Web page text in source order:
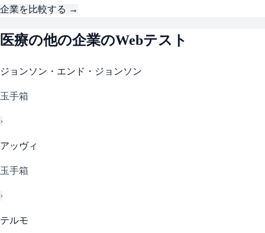
企業を比較する →
医療の他の企業のWebテスト
ジョンソン・エンド・ジョンソン
玉手箱
›
アッヴィ
玉手箱
›
テルモ